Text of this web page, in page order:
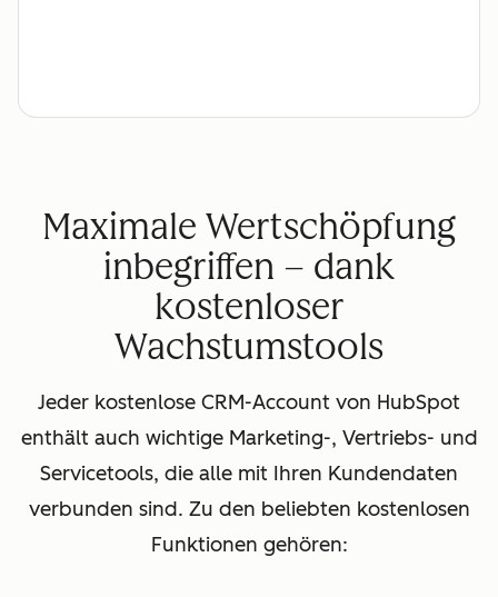
Maximale Wertschöpfung
inbegriffen – dank
kostenloser
Wachstumstools
Jeder kostenlose CRM-Account von HubSpot
enthält auch wichtige Marketing-, Vertriebs- und
Servicetools, die alle mit Ihren Kundendaten
verbunden sind. Zu den beliebten kostenlosen
Funktionen gehören: